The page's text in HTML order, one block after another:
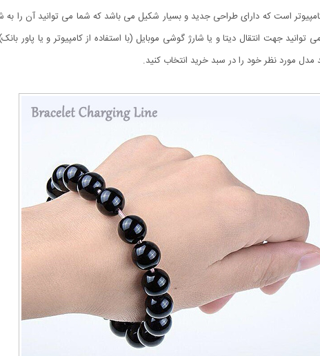
است که دارای طراحی جدید و بسیار شکیل می باشد که شما می توانید آن را
مورد نظر خود را در سبد خرید انتخاب کنید.